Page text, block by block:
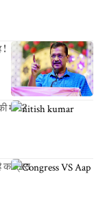
!
मांग?
कांग्रेस